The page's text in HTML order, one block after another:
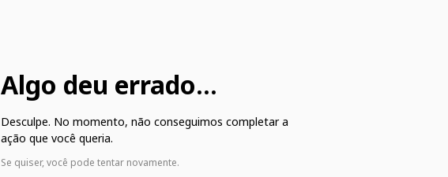
Algo deu errado...
Desculpe. No momento, não conseguimos completar a
ação que você queria.
Se quiser, você pode tentar novamente.